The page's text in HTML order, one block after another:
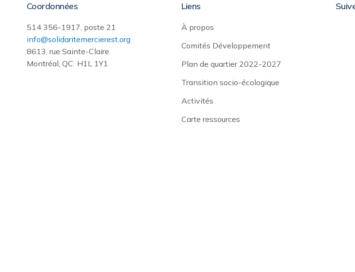
Coordonnées
514 356-1917, poste 21
info@solidaritemercierest.org
8613, rue Sainte-Claire
Montréal, QC H1L 1Y1
Liens
À propos
Comités Développement
Plan de quartier 2022-2027
Transition socio-écologique
Activités
Carte ressources